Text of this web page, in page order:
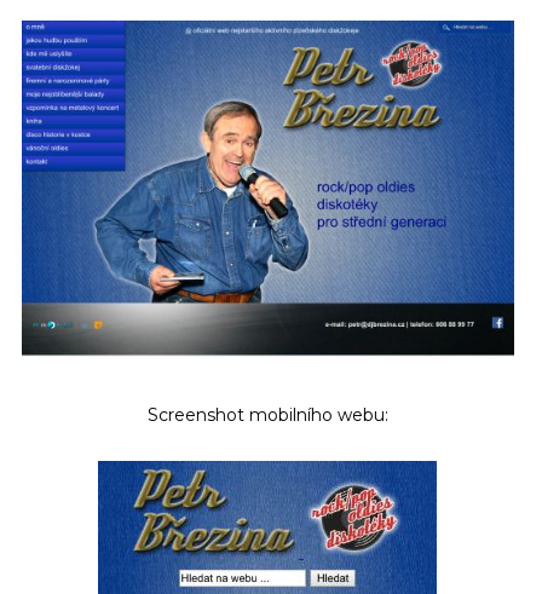
Screenshot mobilního webu: